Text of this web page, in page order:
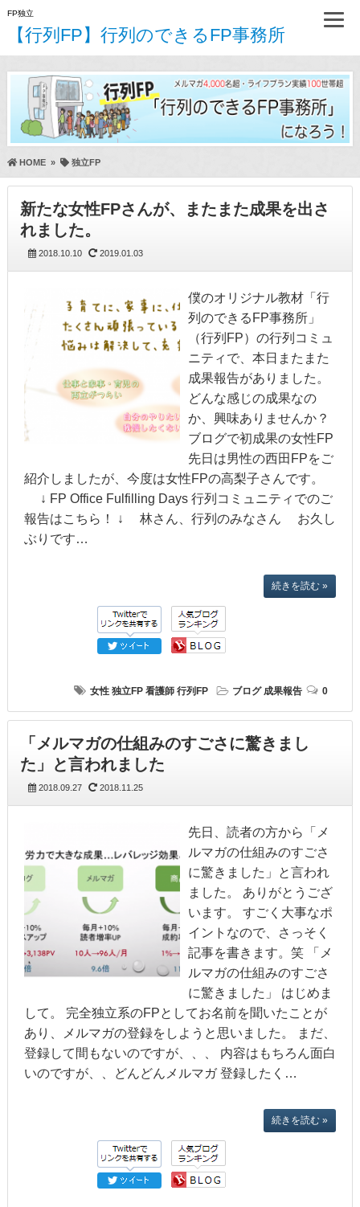
FP独立
【行列FP】行列のできるFP事務所
HOME» 独立FP
新たな女性FPさんが、またまた成果を出さ
れました。
2018.10.10 2019.01.03
僕のオリジナル教材「行
列のできるFP事務所」
（行列FP）の行列コミュ
ニティで、本日またまた
成果報告がありました。
どんな感じの成果なの
か、興味ありませんか？
ブログで初成果の女性FP
先日は男性の西田FPをご
紹介しましたが、今度は女性FPの高梨子さんです。
↓ FP Office Fulfilling Days 行列コミュニティでのご
報告はこちら！ ↓ 林さん、行列のみなさん お久し
ぶりです…
続きを読む »
女性 独立FP 看護師 行列FP ブログ 成果報告 0
「メルマガの仕組みのすごさに驚きまし
た」と言われました
2018.09.27 2018.11.25
先日、読者の方から「メ
ルマガの仕組みのすごさ
に驚きました」と言われ
ました。 ありがとうござ
います。 すごく大事なポ
イントなので、さっそく
記事を書きます。笑 「メ
ルマガの仕組みのすごさ
に驚きました」 はじめま
して。 完全独立系のFPとしてお名前を聞いたことが
あり、メルマガの登録をしようと思いました。 まだ、
登録して間もないのですが、、、 内容はもちろん面白
いのですが、、どんどんメルマガ 登録したく…
続きを読む »